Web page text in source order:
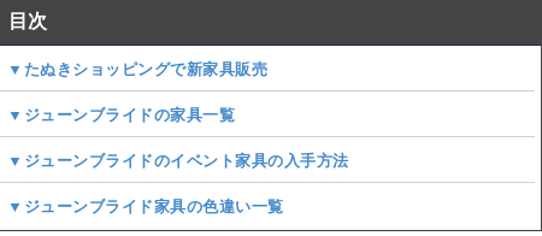
目次
▼たぬきショッピングで新家具販売
▼ジューンブライドの家具一覧
▼ジューンブライドのイベント家具の入手方法
▼ジューンブライド家具の色違い一覧